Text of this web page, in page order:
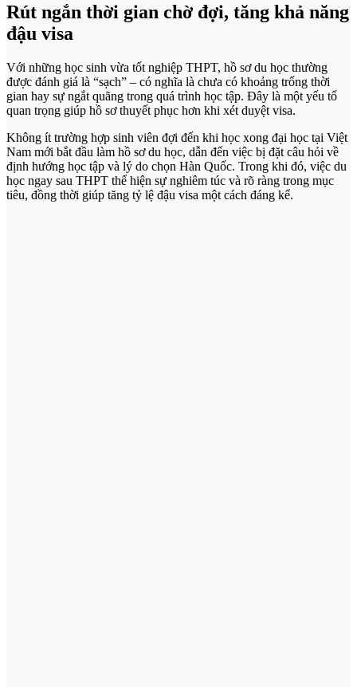
Rút ngắn thời gian chờ đợi, tăng khả năng
đậu visa
Với những học sinh vừa tốt nghiệp THPT, hồ sơ du học thường
được đánh giá là “sạch” – có nghĩa là chưa có khoảng trống thời
gian hay sự ngắt quãng trong quá trình học tập. Đây là một yếu tố
quan trọng giúp hồ sơ thuyết phục hơn khi xét duyệt visa.
Không ít trường hợp sinh viên đợi đến khi học xong đại học tại Việt
Nam mới bắt đầu làm hồ sơ du học, dẫn đến việc bị đặt câu hỏi về
định hướng học tập và lý do chọn Hàn Quốc. Trong khi đó, việc du
học ngay sau THPT thể hiện sự nghiêm túc và rõ ràng trong mục
tiêu, đồng thời giúp tăng tỷ lệ đậu visa một cách đáng kể.